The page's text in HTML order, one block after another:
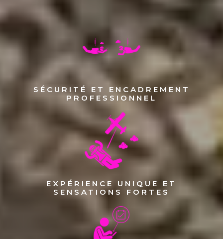
SÉCURITÉ ET ENCADREMENT
PROFESSIONNEL
EXPÉRIENCE UNIQUE ET
SENSATIONS FORTES